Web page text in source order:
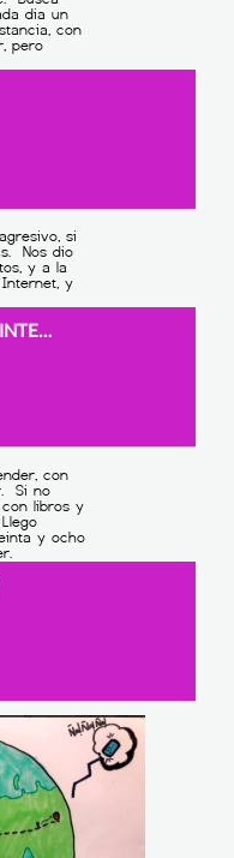
LO POSITIVO Y NEGATIVO DE INTERNET